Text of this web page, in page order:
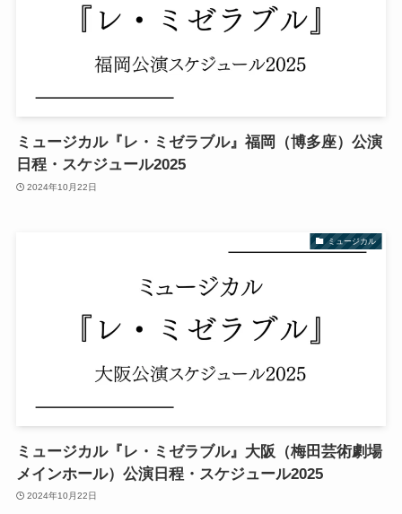
ミュージカル『レ・ミゼラブル』福岡（博多座）公演
日程・スケジュール2025
2024年10月22日
ミュージカル
ミュージカル『レ・ミゼラブル』大阪（梅田芸術劇場
メインホール）公演日程・スケジュール2025
2024年10月22日